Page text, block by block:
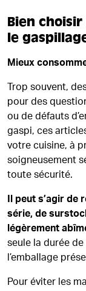
Bien
le
Mieux
Trop souvent,
pour des
ou de défauts
gaspi, ces
votre cuisine, à
soigneusement
toute sécurité.
Il peut s’agir
série, de
légèrement
seule la durée
l’emballage
Pour éviter les